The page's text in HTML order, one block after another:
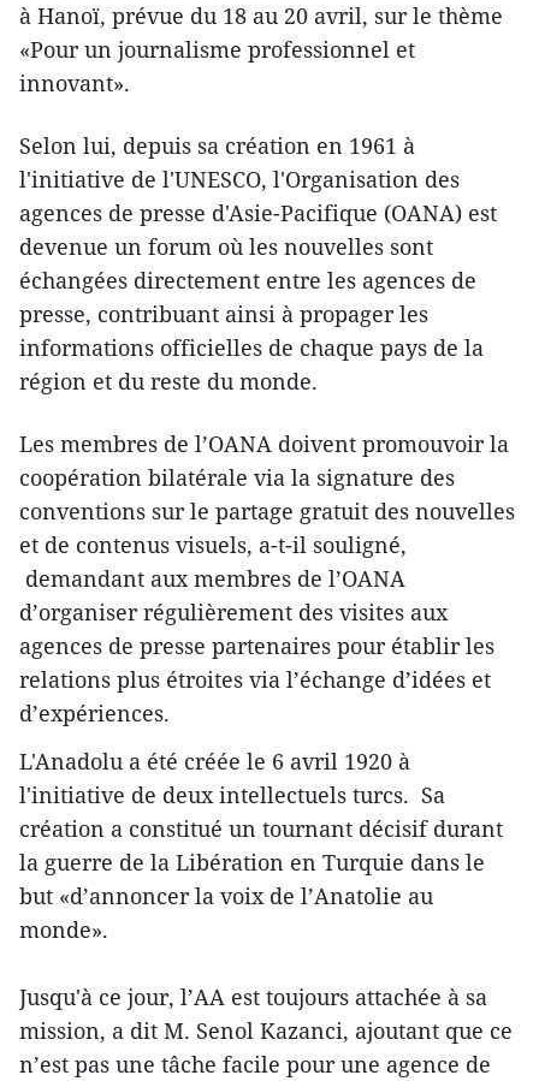
à Hanoï, prévue du 18 au 20 avril, sur le thème
«Pour un journalisme professionnel et
innovant».
Selon lui, depuis sa création en 1961 à
l'initiative de l'UNESCO, l'Organisation des
agences de presse d'Asie-Pacifique (OANA) est
devenue un forum où les nouvelles sont
échangées directement entre les agences de
presse, contribuant ainsi à propager les
informations officielles de chaque pays de la
région et du reste du monde.
Les membres de l’OANA doivent promouvoir la
coopération bilatérale via la signature des
conventions sur le partage gratuit des nouvelles
et de contenus visuels, a-t-il souligné,
demandant aux membres de l’OANA
d’organiser régulièrement des visites aux
agences de presse partenaires pour établir les
relations plus étroites via l’échange d’idées et
d’expériences.
L'Anadolu a été créée le 6 avril 1920 à
l'initiative de deux intellectuels turcs. Sa
création a constitué un tournant décisif durant
la guerre de la Libération en Turquie dans le
but «d’annoncer la voix de l’Anatolie au
monde».
Jusqu'à ce jour, l’AA est toujours attachée à sa
mission, a dit M. Senol Kazanci, ajoutant que ce
n’est pas une tâche facile pour une agence de